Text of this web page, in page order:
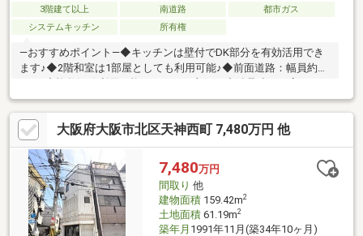
3階建て以上 南道路
都市ガス
システムキッチン
所有権
―おすすめポイント―◆キッチンは壁付でDK部分を有効活用でき
ます♪◆2階和室は1部屋としても利用可能♪◆前面道路：幅員約
♪◆周辺施設充実の生活しやすい環境です♪◆収益用としてもご検
討ください♪◆弊社工務店でのリフォームも承ります！お気軽に
ご相談ください♪―1階店舗部分賃貸中―・月額賃料：１８９，０
００円・年間収入：２，２６８，０００円―交通―・大阪メトロ谷
町線/堺筋線「南森町」駅徒歩4分・大阪メトロ堺筋線「扇町」駅
徒歩4分・JR東西線「大阪天満宮」駅徒歩6分・JR大阪環状線「天
満」駅徒歩8分
大阪府大阪市北区天神西町 7,480万円 他
7,480万円
間取り 他
建物面積159.42m2
土地面積61.19m2
築年月 1991年11月(築34年10ヶ月)